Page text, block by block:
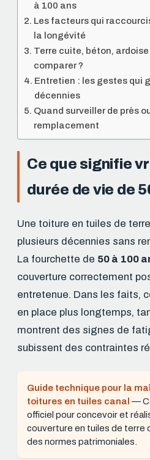
à 100 ans
Les facteurs qui
la longévité
Terre cuite, béton,
comparer ?
Entretien : les gestes qui
décennies
Quand surveiller de près
remplacement
Ce que signifie
durée de vie de
Une toiture en tuiles de
plusieurs décennies sans
La fourchette de 50 à 100
couverture correctement
entretenue. Dans les faits,
en place plus longtemps,
montrent des signes de
subissent des contraintes
Guide technique pour la
toitures en tuiles canal —
officiel pour concevoir et
couverture en tuiles de terre
des normes patrimoniales.